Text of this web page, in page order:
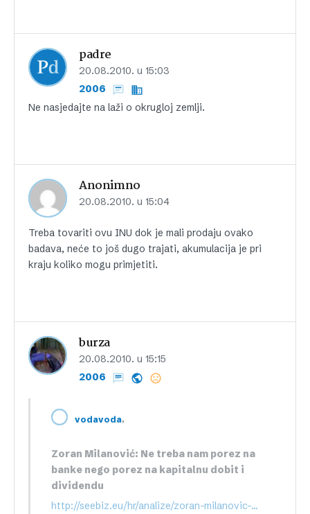
padre
20.08.2010. u 15:03
2006
Ne nasjedajte na laži o okrugloj zemlji.
Anonimno
20.08.2010. u 15:04
Treba tovariti ovu INU dok je mali prodaju ovako
badava, neće to još dugo trajati, akumulacija je pri
kraju koliko mogu primjetiti.
burza
20.08.2010. u 15:15
2006
vodavoda,
Zoran Milanović: Ne treba nam porez na
banke nego porez na kapitalnu dobit i
dividendu
http://seebiz.eu/hr/analize/zoran-milanovic-ne-treba-nam-porez-na-banke-nego-porez-na-kapitalnu-dobit-i-dividendu,89136.html